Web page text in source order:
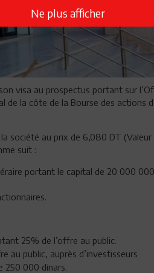
visa au prospectus portant sur
de la côte de la Bourse des actions
société au prix de 6,080 DT (Valeur
suit :
portant le capital de 20 000
25% de l’offre au public.
au public, auprès d’investisseurs
250 000 dinars.
Ne plus afficher